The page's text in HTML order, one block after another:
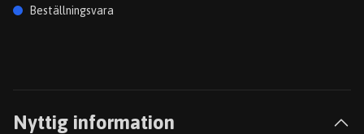
Beställningsvara
Nyttig information